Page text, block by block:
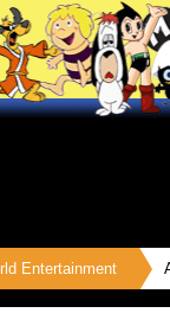
Entertainment